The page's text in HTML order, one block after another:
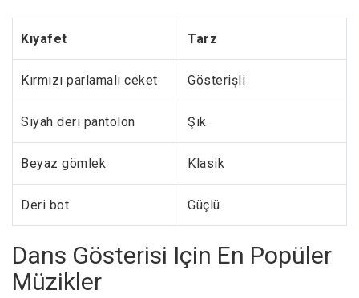
Kıyafet Tarz
Kırmızı parlamalı ceket Gösterişli
Siyah deri pantolon Şık
Beyaz gömlek Klasik
Deri bot Güçlü
Dans Gösterisi Için En Popüler
Müzikler